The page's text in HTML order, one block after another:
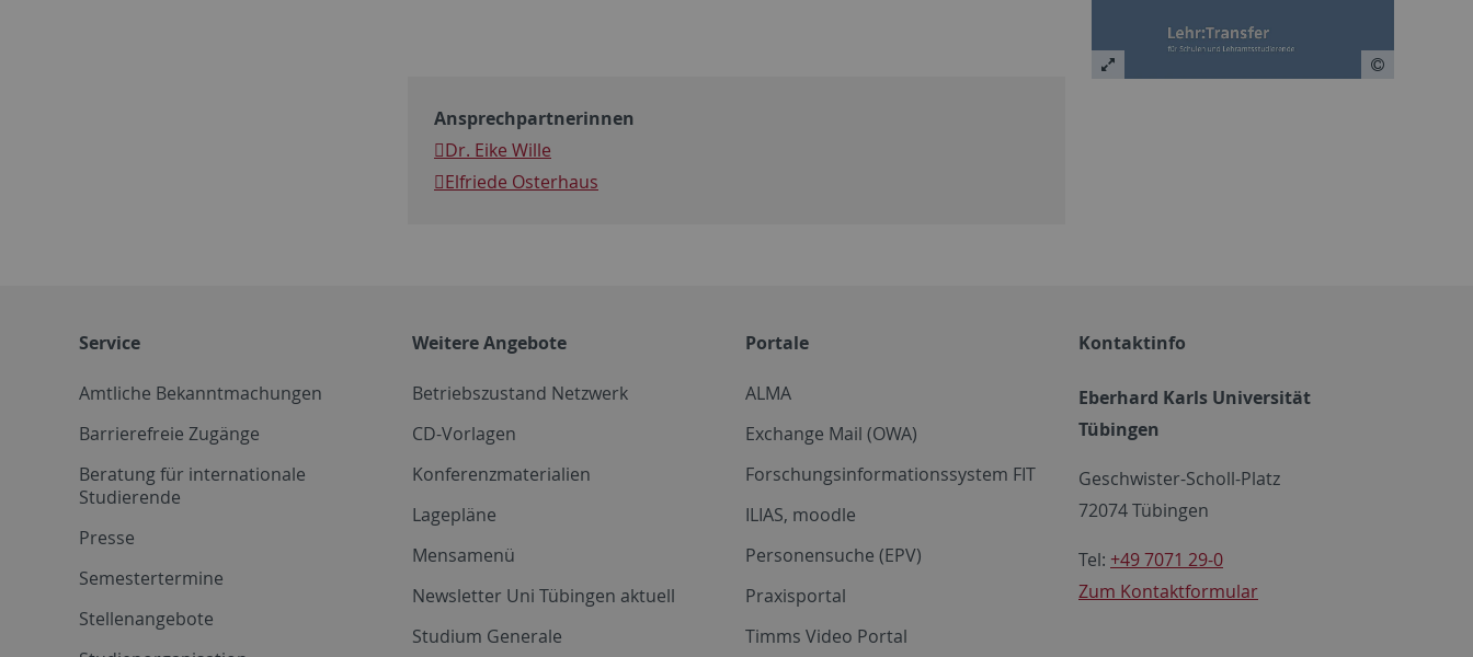
Ansprechpartnerinnen
Dr. Eike Wille
Elfriede Osterhaus
Service
Amtliche Bekanntmachungen
Barrierefreie Zugänge
Beratung für internationale
Studierende
Presse
Semestertermine
Stellenangebote
Weitere Angebote
Betriebszustand Netzwerk
CD-Vorlagen
Konferenzmaterialien
Lagepläne
Mensamenü
Newsletter Uni Tübingen aktuell
Studium Generale
Portale
ALMA
Exchange Mail (OWA)
Forschungsinformationssystem FIT
ILIAS, moodle
Personensuche (EPV)
Praxisportal
Timms Video Portal
Kontaktinfo
Eberhard Karls Universität
Tübingen
Geschwister-Scholl-Platz
72074 Tübingen
Tel: +49 7071 29-0
Zum Kontaktformular